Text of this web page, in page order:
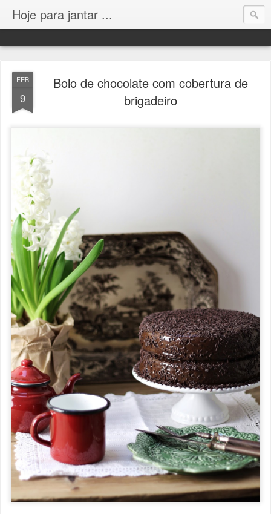
Hoje para jantar ...
FEB
9
Bolo de chocolate com cobertura de
brigadeiro